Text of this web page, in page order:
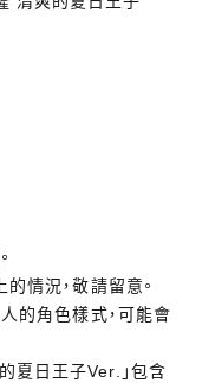
情況，敬請留意。
的角色樣式，可能會
夏日王子Ver.」包含